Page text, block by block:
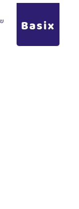
Basix